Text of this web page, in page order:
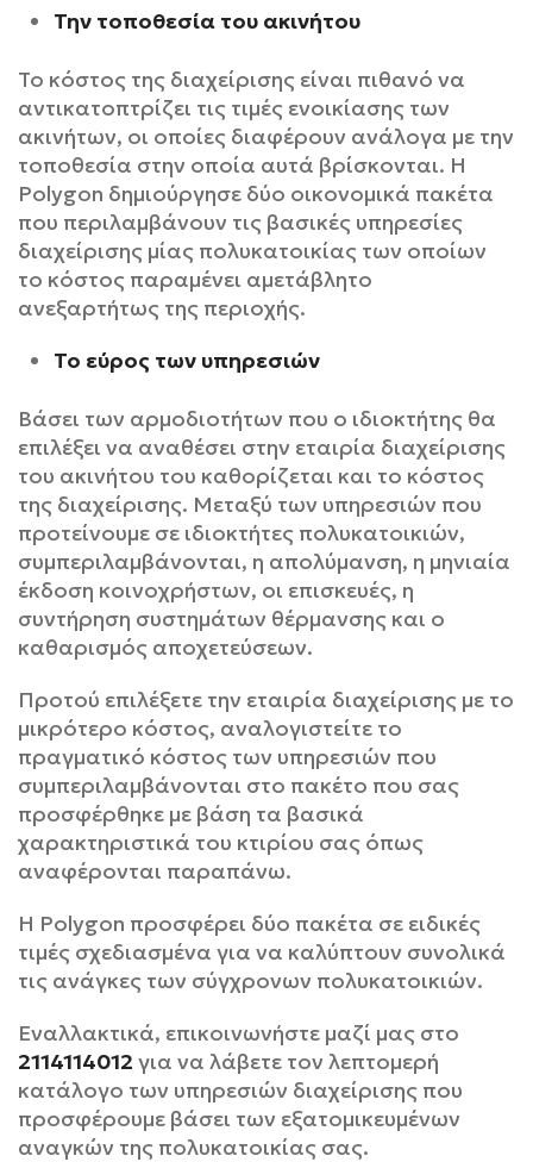
Την τοποθεσία του ακινήτου
Το κόστος της διαχείρισης είναι πιθανό να
αντικατοπτρίζει τις τιμές ενοικίασης των
ακινήτων, οι οποίες διαφέρουν ανάλογα με την
τοποθεσία στην οποία αυτά βρίσκονται. Η
Polygon δημιούργησε δύο οικονομικά πακέτα
που περιλαμβάνουν τις βασικές υπηρεσίες
διαχείρισης μίας πολυκατοικίας των οποίων
το κόστος παραμένει αμετάβλητο
ανεξαρτήτως της περιοχής.
Το εύρος των υπηρεσιών
Βάσει των αρμοδιοτήτων που ο ιδιοκτήτης θα
επιλέξει να αναθέσει στην εταιρία διαχείρισης
του ακινήτου του καθορίζεται και το κόστος
της διαχείρισης. Μεταξύ των υπηρεσιών που
προτείνουμε σε ιδιοκτήτες πολυκατοικιών,
συμπεριλαμβάνονται, η απολύμανση, η μηνιαία
έκδοση κοινοχρήστων, οι επισκευές, η
συντήρηση συστημάτων θέρμανσης και ο
καθαρισμός αποχετεύσεων.
Προτού επιλέξετε την εταιρία διαχείρισης με το
μικρότερο κόστος, αναλογιστείτε το
πραγματικό κόστος των υπηρεσιών που
συμπεριλαμβάνονται στο πακέτο που σας
προσφέρθηκε με βάση τα βασικά
χαρακτηριστικά του κτιρίου σας όπως
αναφέρονται παραπάνω.
Η Polygon προσφέρει δύο πακέτα σε ειδικές
τιμές σχεδιασμένα για να καλύπτουν συνολικά
τις ανάγκες των σύγχρονων πολυκατοικιών.
Εναλλακτικά, επικοινωνήστε μαζί μας στο
2114114012 για να λάβετε τον λεπτομερή
κατάλογο των υπηρεσιών διαχείρισης που
προσφέρουμε βάσει των εξατομικευμένων
αναγκών της πολυκατοικίας σας.